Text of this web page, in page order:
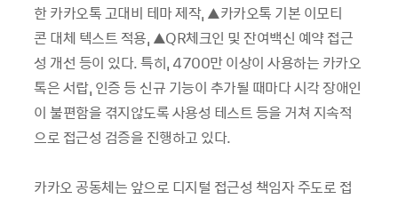
한 카카오톡 고대비 테마 제작, ▲카카오톡 기본 이모티
콘 대체 텍스트 적용, ▲QR체크인 및 잔여백신 예약 접근
성 개선 등이 있다. 특히, 4700만 이상이 사용하는 카카오
톡은 서랍, 인증 등 신규 기능이 추가될 때마다 시각 장애인
이 불편함을 겪지않도록 사용성 테스트 등을 거쳐 지속적
으로 접근성 검증을 진행하고 있다.
카카오 공동체는 앞으로 디지털 접근성 책임자 주도로 접